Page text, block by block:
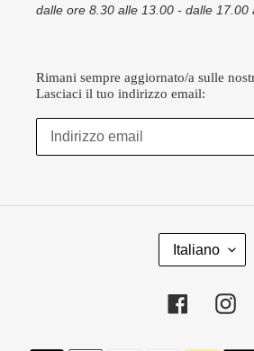
dalle ore 8.30 alle 13.00 - dalle 17.00
Rimani sempre aggiornato/a sulle
Lasciaci il tuo indirizzo email:
L
G
U
Italiano
Facebook